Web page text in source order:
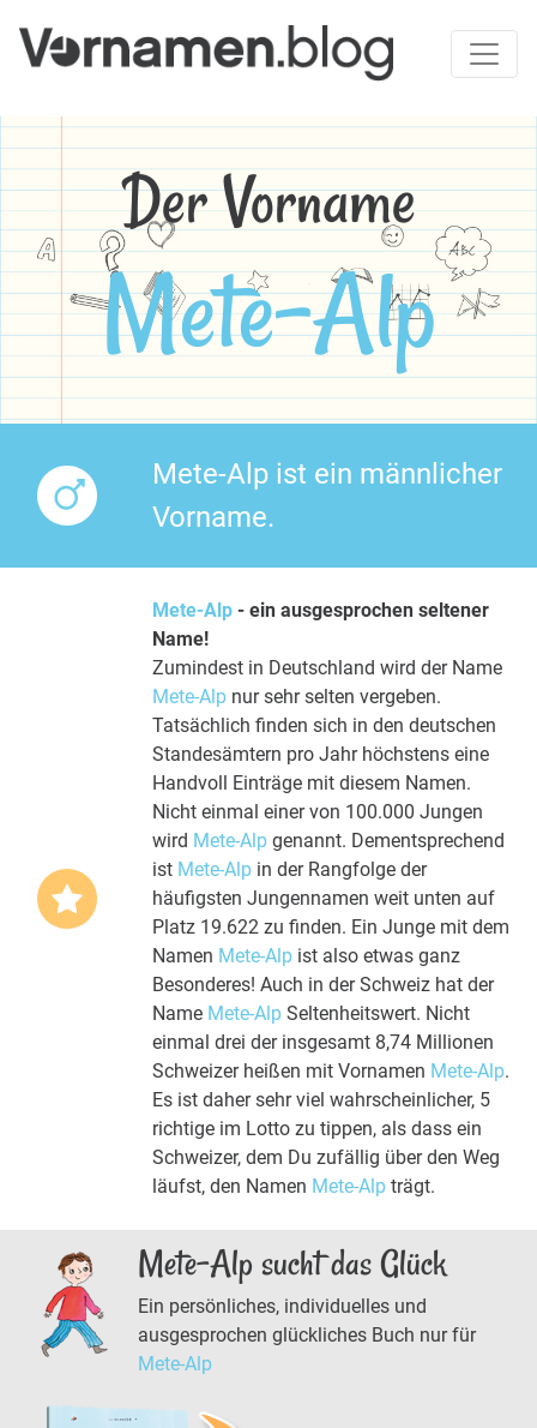
Der Vorname
Mete-Alp
Mete-Alp ist ein männlicher
Vorname.
Mete-Alp - ein ausgesprochen seltener
Name!
Zumindest in Deutschland wird der Name
Mete-Alp nur sehr selten vergeben.
Tatsächlich finden sich in den deutschen
Standesämtern pro Jahr höchstens eine
Handvoll Einträge mit diesem Namen.
Nicht einmal einer von 100.000 Jungen
wird Mete-Alp genannt. Dementsprechend
ist Mete-Alp in der Rangfolge der
häufigsten Jungennamen weit unten auf
Platz 19.622 zu finden. Ein Junge mit dem
Namen Mete-Alp ist also etwas ganz
Besonderes! Auch in der Schweiz hat der
Name Mete-Alp Seltenheitswert. Nicht
einmal drei der insgesamt 8,74 Millionen
Schweizer heißen mit Vornamen Mete-Alp.
Es ist daher sehr viel wahrscheinlicher, 5
richtige im Lotto zu tippen, als dass ein
Schweizer, dem Du zufällig über den Weg
läufst, den Namen Mete-Alp trägt.
Mete-Alp sucht das Glück
Ein persönliches, individuelles und
ausgesprochen glückliches Buch nur für
Mete-Alp